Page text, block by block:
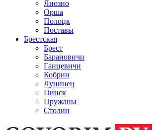
Лиозно
Орша
Полоцк
Поставы
Брестская
Брест
Барановичи
Ганцевичи
Кобрин
Лунинец
Пинск
Пружаны
Столин